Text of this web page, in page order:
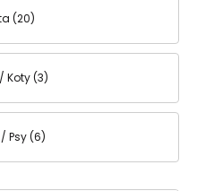
(20)
Koty (3)
Psy (6)